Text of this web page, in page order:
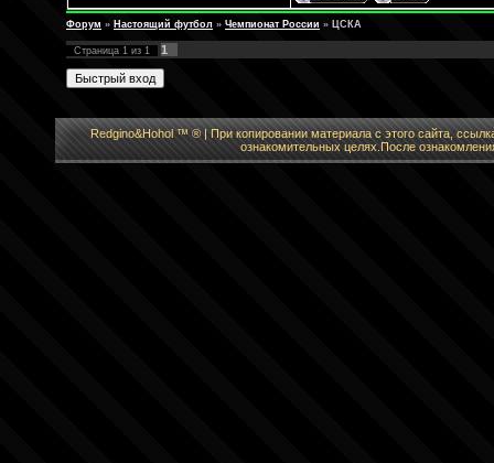
Форум » Настоящий футбол » Чемпионат России » ЦСКА
Страница 1 из 1 1
Redgino&Hohol ™ ® | При копировании материала с этого сайта,
ознакомительных целях.После